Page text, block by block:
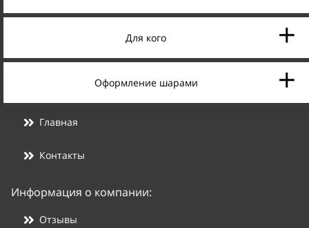
Для кого
Оформление шарами
Главная
Контакты
Информация о компании:
Отзывы